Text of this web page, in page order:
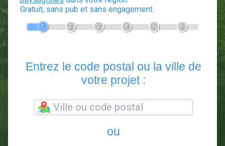
Devis Paysagiste
En 5 minutes, demandez3 devis comparatifs
2 3
Entrez le code postal ou la